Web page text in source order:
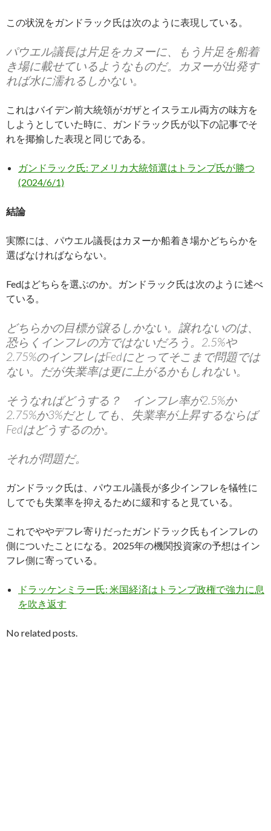
この状況をガンドラック氏は次のように表現している。
パウエル議長は片足をカヌーに、もう片足を船着
き場に載せているようなものだ。カヌーが出発す
れば水に濡れるしかない。
これはバイデン前大統領がガザとイスラエル両方の味方を
しようとしていた時に、ガンドラック氏が以下の記事でそ
れを揶揄した表現と同じである。
ガンドラック氏: アメリカ大統領選はトランプ氏が勝つ
(2024/6/1)
結論
実際には、パウエル議長はカヌーか船着き場かどちらかを
選ばなければならない。
Fedはどちらを選ぶのか。ガンドラック氏は次のように述べ
ている。
どちらかの目標が譲るしかない。譲れないのは、
恐らくインフレの方ではないだろう。2.5%や
2.75%のインフレはFedにとってそこまで問題では
ない。だが失業率は更に上がるかもしれない。
そうなればどうする？ インフレ率が2.5%か
2.75%か3%だとしても、失業率が上昇するならば
Fedはどうするのか。
それが問題だ。
ガンドラック氏は、パウエル議長が多少インフレを犠牲に
してでも失業率を抑えるために緩和すると見ている。
これでややデフレ寄りだったガンドラック氏もインフレの
側についたことになる。2025年の機関投資家の予想はイン
フレ側に寄っている。
ドラッケンミラー氏: 米国経済はトランプ政権で強力に息
を吹き返す
No related posts.